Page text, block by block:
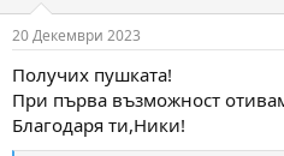
s
20 Декември 2023
Получих пушката!
При първа възможност
Благодаря ти,Ники!